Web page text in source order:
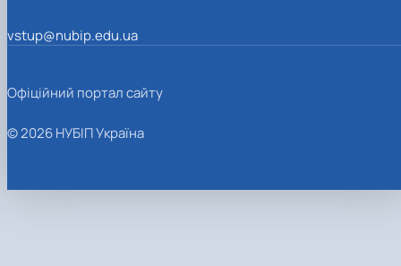
vstup@nubip.edu.ua
Офіційний портал сайту
© 2026 НУБІП Україна